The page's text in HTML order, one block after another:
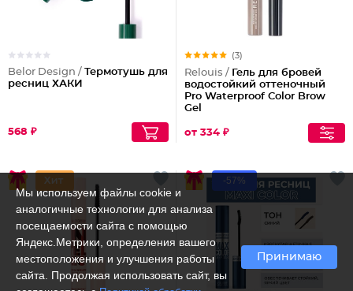
Belor Design / Термотушь для
ресниц ХАКИ
568 ₽
(3)
Relouis / Гель для бровей
водостойкий оттеночный
Pro Waterproof Color Brow
Gel
от 334 ₽
-57%
Мы используем файлы cookie и
аналогичные технологии для анализа
посещаемости сайта с помощью
Яндекс.Метрики, определения вашего
местоположения и улучшения работы
сайта. Продолжая использовать сайт, вы
Принимаю